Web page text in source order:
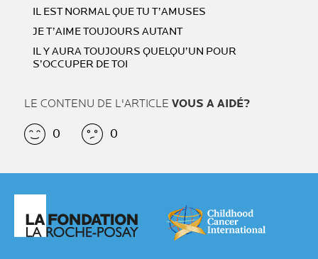
IL EST NORMAL QUE TU T’AMUSES
JE T’AIME TOUJOURS AUTANT
IL Y AURA TOUJOURS QUELQU’UN POUR
S’OCCUPER DE TOI
LE CONTENU DE L'ARTICLE VOUS A AIDÉ?
0 0